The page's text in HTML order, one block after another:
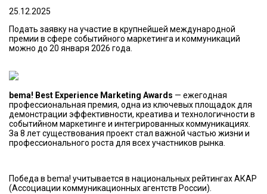
25.12.2025
Подать заявку на участие в крупнейшей международной
премии в сфере событийного маркетинга и коммуникаций
можно до 20 января 2026 года.
bema! Best Experience Marketing Awards — ежегодная
профессиональная премия, одна из ключевых площадок для
демонстрации эффективности, креатива и технологичности в
событийном маркетинге и интегрированных коммуникациях.
За 8 лет существования проект стал важной частью жизни и
профессионального роста для всех участников рынка.
Победа в bema! учитывается в национальных рейтингах АКАР
(Ассоциации коммуникационных агентств России).